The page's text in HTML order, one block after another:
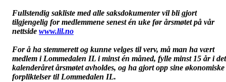
Fullstendig sakliste med alle saksdokumenter vil bli gjort
tilgjengelig for medlemmene senest én uke før årsmøtet på vår
nettside www.lil.no
For å ha stemmerett og kunne velges til verv, må man ha vært
medlem i Lommedalen IL i minst én måned, fylle minst 15 år i det
kalenderåret årsmøtet avholdes, og ha gjort opp sine økonomiske
forpliktelser til Lommedalen IL.